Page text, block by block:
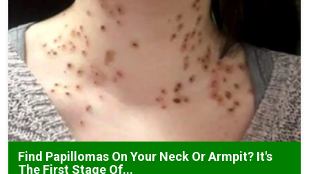
Find Papillomas On Your Neck Or Armpit? It's
The First Stage Of...